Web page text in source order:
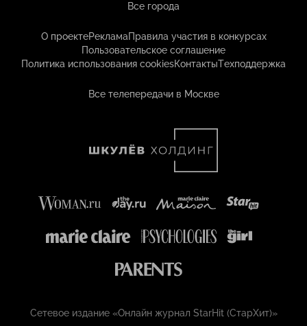
Все города
О проектеРекламаПравила участия в конкурсах
Пользовательское соглашение
Политика использования cookiesКонтактыТехподдержка
Все телепередачи в Москве
Сетевое издание «Онлайн журнал StarHit (СтарХит)»